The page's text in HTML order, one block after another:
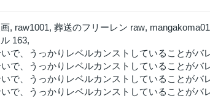
, raw1001, 葬送のフリーレン raw, mangakoma01
163,
で、うっかりレベルカンストしていることがバ
で、うっかりレベルカンストしていることがバ
で、うっかりレベルカンストしていることがバ
で、うっかりレベルカンストしていることがバ